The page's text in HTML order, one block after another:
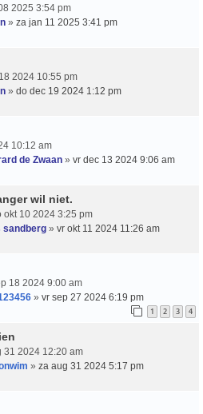
2025 3:54 pm
» za jan 11 2025 3:41 pm
2024 10:55 pm
» do dec 19 2024 1:12 pm
10:12 am
de Zwaan » vr dec 13 2024 9:06 am
wil niet.
okt 10 2024 3:25 pm
sandberg » vr okt 11 2024 11:26 am
18 2024 9:00 am
» vr sep 27 2024 6:19 pm
1 2 3 4
31 2024 12:20 am
» za aug 31 2024 5:17 pm